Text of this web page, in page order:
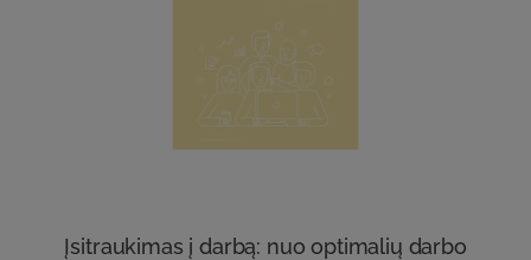
Įsitraukimas į darbą: nuo optimalių darbo